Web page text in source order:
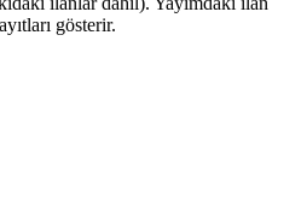
gösterir.